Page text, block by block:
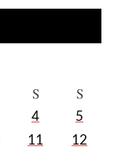
S S
4
5
11
12